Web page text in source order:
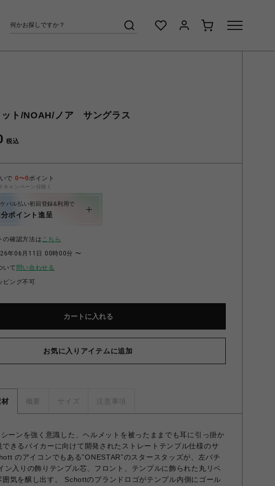
ト/NOAH/ノア サングラス
税込
で 0〜0ポイント
キャンペーン分除く
パル払い初回登録&利用で
ポイント進呈
の確認方法はこちら
年06月11日 00時00分 〜
いて 問い合わせる
ピング不可
カートに入れる
お気に入りアイテムに追加
概要 サイズ 注意事項
ーンを強く意識した、ヘルメットを被ったままでも耳に引っ掛か
できるバイカーに向けて開発されたストレートテンプル仕様のサ
のアイコンでもある”ONESTAR”のスタースタッズが、左バチ
ン入りの飾りテンプル芯、フロント、テンプルに飾られた丸リベ
囲気を醸し出す。 Schottのブランドロゴがテンプル内側にゴール